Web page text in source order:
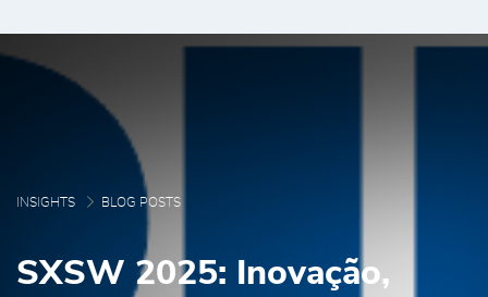
Blog Posts - Brink's
INSIGHTS BLOG POSTS
SXSW 2025: Inovação,